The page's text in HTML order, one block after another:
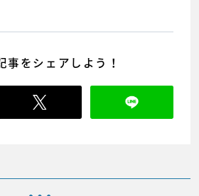
事をシェアしよう！